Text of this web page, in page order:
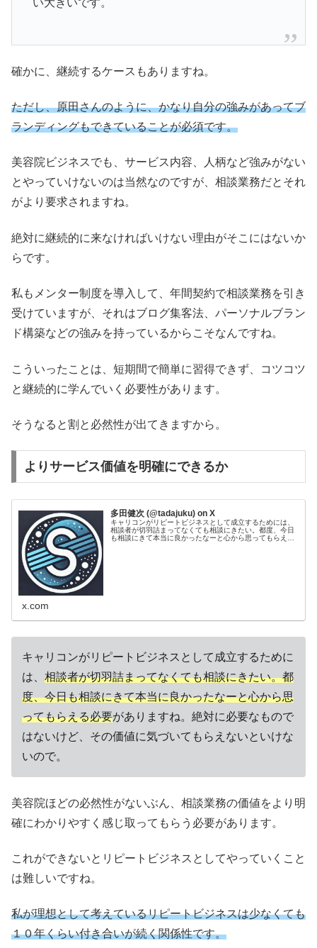
い大きいです。
確かに、継続するケースもありますね。
ただし、原田さんのように、かなり自分の強みがあってブ
ランディングもできていることが必須です。
美容院ビジネスでも、サービス内容、人柄など強みがない
とやっていけないのは当然なのですが、相談業務だとそれ
がより要求されますね。
絶対に継続的に来なければいけない理由がそこにはないか
らです。
私もメンター制度を導入して、年間契約で相談業務を引き
受けていますが、それはブログ集客法、パーソナルブラン
ド構築などの強みを持っているからこそなんですね。
こういったことは、短期間で簡単に習得できず、コツコツ
と継続的に学んでいく必要性があります。
そうなると割と必然性が出てきますから。
よりサービス価値を明確にできるか
多田健次 (@tadajuku) on X
キャリコンがリピートビジネスとして成立するためには、
相談者が切羽詰まってなくても相談にきたい。都度、今日
も相談にきて本当に良かったなーと心から思ってもらえる
x.com
キャリコンがリピートビジネスとして成立するために
は、 相談者が切羽詰まってなくても相談にきたい。都
度、今日も相談にきて本当に良かったなーと心から思
ってもらえる必要がありますね。絶対に必要なもので
はないけど、その価値に気づいてもらえないといけな
いので。
美容院ほどの必然性がないぶん、相談業務の価値をより明
確にわかりやすく感じ取ってもらう必要があります。
これができないとリピートビジネスとしてやっていくこと
は難しいですね。
私が理想として考えているリピートビジネスは少なくても
１０年くらい付き合いが続く関係性です。